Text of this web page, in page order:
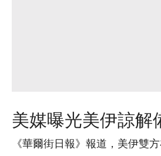
美媒曝光美伊諒解
《華爾街日報》報道，美伊雙